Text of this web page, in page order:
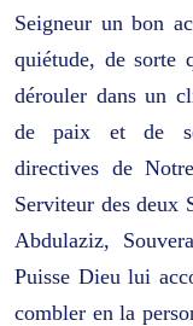
Seigneur un bon
quiétude, de sorte
dérouler dans un
de paix et de
directives de
Serviteur des deux
Abdulaziz,
Puisse Dieu lui
combler en la